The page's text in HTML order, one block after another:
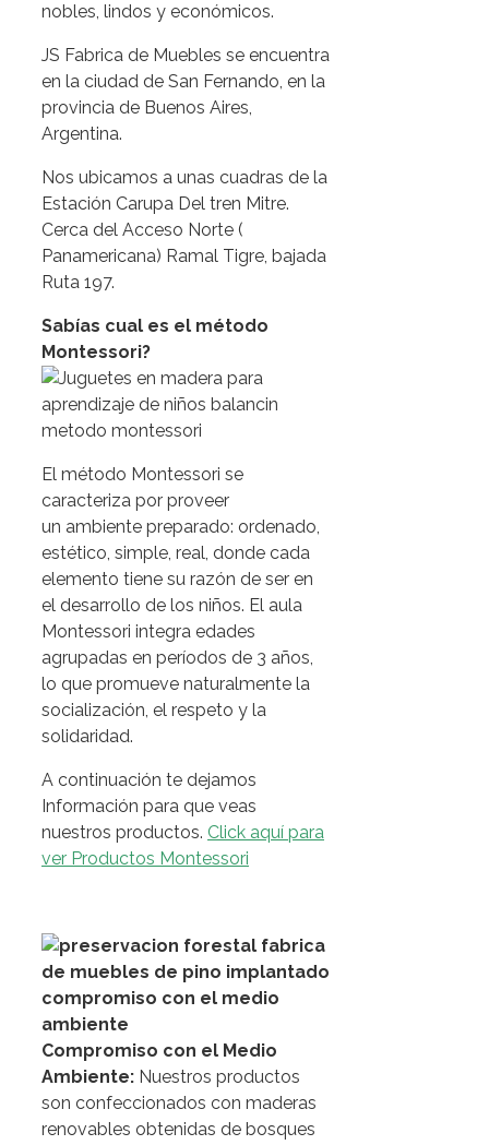
nobles, lindos y económicos.
JS Fabrica de Muebles se encuentra
en la ciudad de San Fernando, en la
provincia de Buenos Aires,
Argentina.
Nos ubicamos a unas cuadras de la
Estación Carupa Del tren Mitre.
Cerca del Acceso Norte (
Panamericana) Ramal Tigre, bajada
Ruta 197.
Sabías cual es el método
Montessori?
El método Montessori se
caracteriza por proveer
un ambiente preparado: ordenado,
estético, simple, real, donde cada
elemento tiene su razón de ser en
el desarrollo de los niños. El aula
Montessori integra edades
agrupadas en períodos de 3 años,
lo que promueve naturalmente la
socialización, el respeto y la
solidaridad.
A continuación te dejamos
Información para que veas
nuestros productos. Click aquí para
ver Productos Montessori
Compromiso con el Medio
Ambiente: Nuestros productos
son confeccionados con maderas
renovables obtenidas de bosques